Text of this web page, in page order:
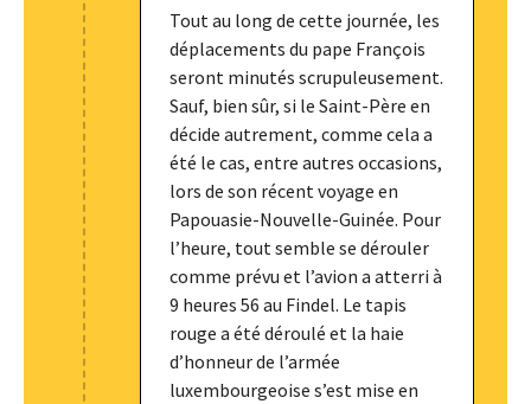
Tout au long de cette journée, les
déplacements du pape François
seront minutés scrupuleusement.
Sauf, bien sûr, si le Saint-Père en
décide autrement, comme cela a
été le cas, entre autres occasions,
lors de son récent voyage en
Papouasie-Nouvelle-Guinée. Pour
l’heure, tout semble se dérouler
comme prévu et l’avion a atterri à
9 heures 56 au Findel. Le tapis
rouge a été déroulé et la haie
d’honneur de l’armée
luxembourgeoise s’est mise en